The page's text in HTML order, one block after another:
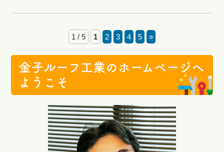
1 / 5 1 2 3 4 5 »
金子ルーフ工業のホームページへ
ようこそ